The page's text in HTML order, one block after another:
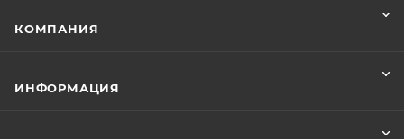
КОМПАНИЯ
ИНФОРМАЦИЯ